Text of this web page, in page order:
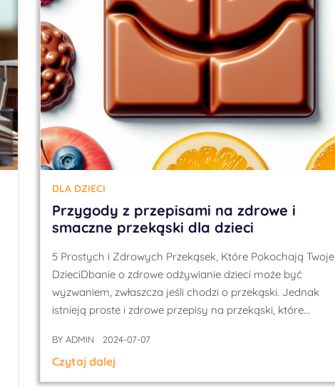
DLA DZIECI
Przygody z przepisami na zdrowe i
smaczne przekąski dla dzieci
5 Prostych i Zdrowych Przekąsek, Które Pokochają Twoje
DzieciDbanie o zdrowe odżywianie dzieci może być
wyzwaniem, zwłaszcza jeśli chodzi o przekąski. Jednak
istnieją proste i zdrowe przepisy na przekąski, które…
BY ADMIN 2024-07-07
Czytaj dalej